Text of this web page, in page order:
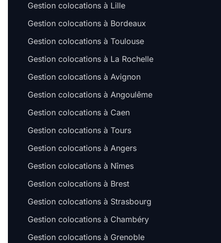
Gestion colocations à Lille
Gestion colocations à Bordeaux
Gestion colocations à Toulouse
Gestion colocations à La Rochelle
Gestion colocations à Avignon
Gestion colocations à Angoulême
Gestion colocations à Caen
Gestion colocations à Tours
Gestion colocations à Angers
Gestion colocations à Nîmes
Gestion colocations à Brest
Gestion colocations à Strasbourg
Gestion colocations à Chambéry
Gestion colocations à Grenoble